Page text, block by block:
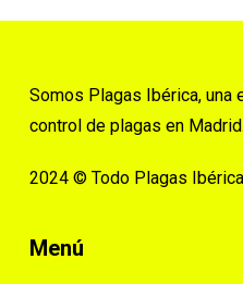
Somos Plagas Ibérica, una
control de plagas en Madrid.
2024 © Todo Plagas
Menú